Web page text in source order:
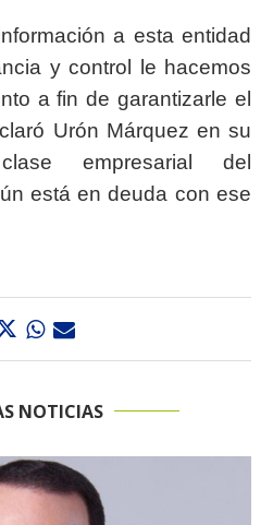
a esta entidad
y control le hacemos
a fin de garantizarle el
Urón Márquez en su
empresarial del
está en deuda con ese
NOTICIAS